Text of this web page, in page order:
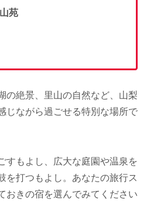
苑
の絶景、里山の自然など、山梨
じながら過ごせる特別な場所で
すもよし、広大な庭園や温泉を
を打つもよし。あなたの旅行ス
おきの宿を選んでみてください